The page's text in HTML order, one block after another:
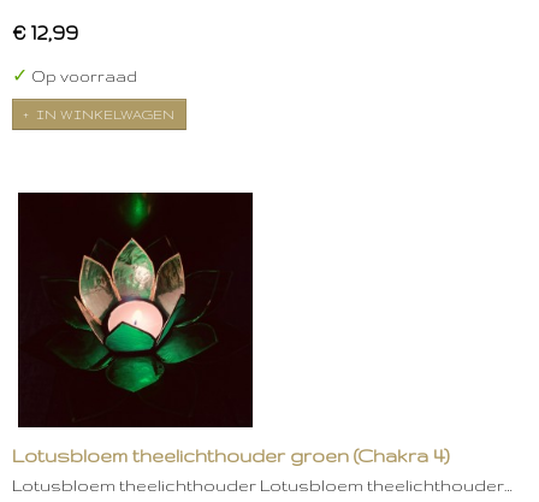
€ 12,99
✓ Op voorraad
IN WINKELWAGEN
Lotusbloem theelichthouder groen (Chakra 4)
Lotusbloem theelichthouder Lotusbloem theelichthouder…